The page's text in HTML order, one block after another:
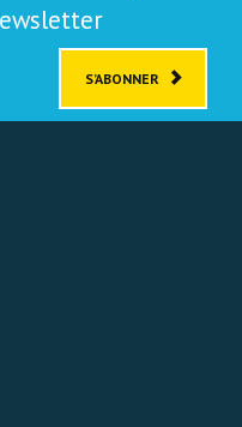
S’ABONNER